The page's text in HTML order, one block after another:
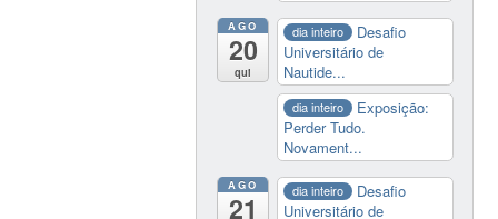
AGO
20
qui
dia inteiro
Desafio
Universitário de
Nautide...
dia inteiro
Exposição:
Perder Tudo.
Novament...
AGO
21
dia inteiro
Desafio
Universitário de